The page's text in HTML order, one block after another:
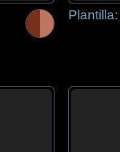
Plantilla: